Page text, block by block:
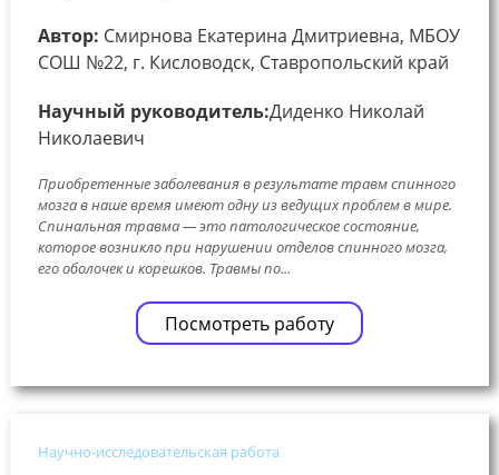
Автор: Смирнова Екатерина Дмитриевна, МБОУ
СОШ №22, г. Кисловодск, Ставропольский край
Научный руководитель:Диденко Николай
Николаевич
Приобретенные заболевания в результате травм спинного
мозга в наше время имеют одну из ведущих проблем в мире.
Спинальная травма — это патологическое состояние,
которое возникло при нарушении отделов спинного мозга,
его оболочек и корешков. Травмы по...
Посмотреть работу
Научно-исследовательская работа